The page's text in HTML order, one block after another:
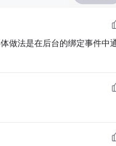
做法是在后台的绑定事件中